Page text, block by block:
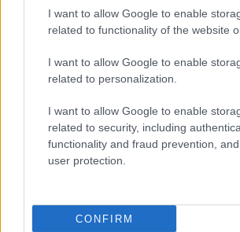
I want to allow Google to enable
related to functionality of the website
I want to allow Google to enable
related to personalization.
I want to allow Google to enable
related to security, including
functionality and fraud prevention,
user protection.
CONFIRM
25·05·2011 21:24
Θερμαϊκού